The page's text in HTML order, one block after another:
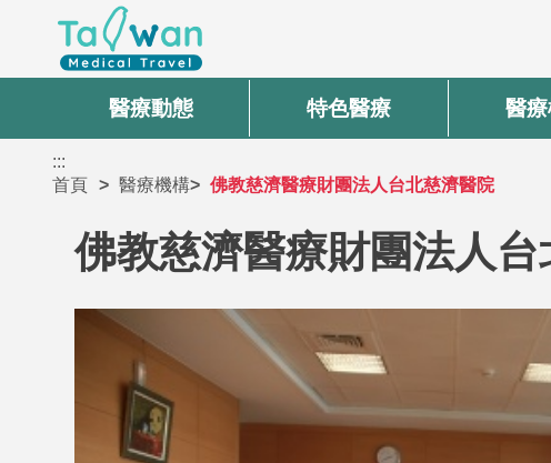
醫療動態 特色醫療 醫
:::
首頁
醫療機構 佛教慈濟醫療財團法人台北慈濟醫院
佛教慈濟醫療財團法人